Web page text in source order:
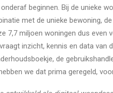
beginnen. Bij de unieke
met de unieke bewoning,
7,7 miljoen woningen dus even
inzicht, kennis en data
de
we dat prima geregeld,